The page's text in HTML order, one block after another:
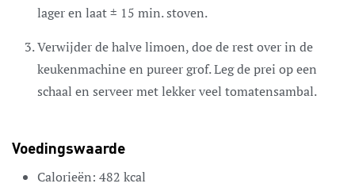
lager en laat ± 15 min. stoven.
Verwijder de halve limoen, doe de rest over in de
keukenmachine en pureer grof. Leg de prei op een
schaal en serveer met lekker veel tomatensambal.
Voedingswaarde
Calorieën: 482 kcal